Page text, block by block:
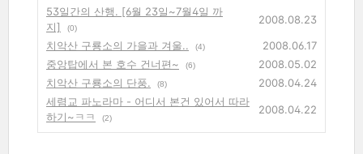
53일간의 산행. [6월 23일~7월4일 까
지]
(0)
2008.08.23
치악산 구룡소의 가을과 겨울..
(4)
2008.06.17
중앙탑에서 본 호수 건너편~
(6)
2008.05.02
치악산 구룡소의 단풍.
(8)
2008.04.24
세렴교 파노라마 - 어디서 본건 있어서 따라
하기~ㅋㅋ
(2)
2008.04.22